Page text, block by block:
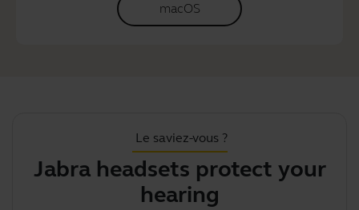
macOS
Le saviez-vous ?
Jabra headsets protect your
hearing